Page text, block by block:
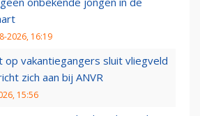
2026, 16:19
op vakantiegangers sluit vliegveld
zich aan bij ANVR
15:56